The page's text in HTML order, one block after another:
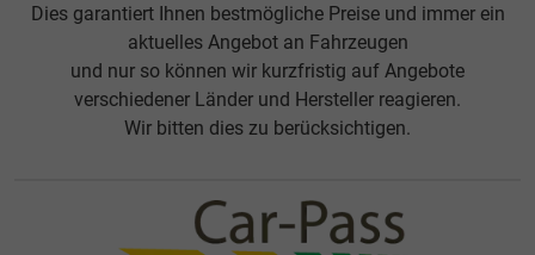
Dies garantiert Ihnen bestmögliche Preise und immer ein
aktuelles Angebot an Fahrzeugen
und nur so können wir kurzfristig auf Angebote
verschiedener Länder und Hersteller reagieren.
Wir bitten dies zu berücksichtigen.